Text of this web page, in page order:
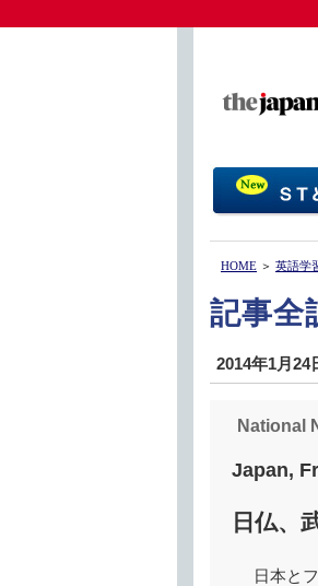
HOME ＞ 英語学
記事全
2014年1月24
National
Japan,
日仏、
日本と